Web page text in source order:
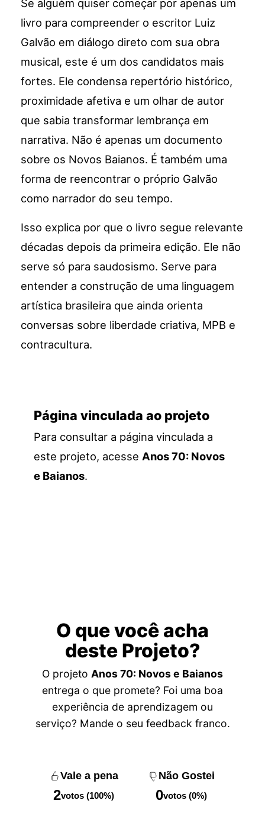
Se alguém quiser começar por apenas um
livro para compreender o escritor Luiz
Galvão em diálogo direto com sua obra
musical, este é um dos candidatos mais
fortes. Ele condensa repertório histórico,
proximidade afetiva e um olhar de autor
que sabia transformar lembrança em
narrativa. Não é apenas um documento
sobre os Novos Baianos. É também uma
forma de reencontrar o próprio Galvão
como narrador do seu tempo.
Isso explica por que o livro segue relevante
décadas depois da primeira edição. Ele não
serve só para saudosismo. Serve para
entender a construção de uma linguagem
artística brasileira que ainda orienta
conversas sobre liberdade criativa, MPB e
contracultura.
Página vinculada ao projeto
Para consultar a página vinculada a
este projeto, acesse Anos 70: Novos
e Baianos.
O que você acha
deste Projeto?
O projeto Anos 70: Novos e Baianos
entrega o que promete? Foi uma boa
experiência de aprendizagem ou
serviço? Mande o seu feedback franco.
Vale a pena
2votos (100%)
Não Gostei
0votos (0%)